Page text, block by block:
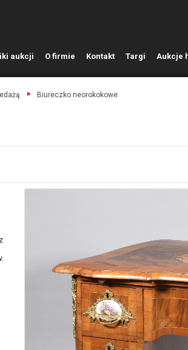
aukcji O firmie Kontakt Targi Aukcje
Biureczko neorokokowe.